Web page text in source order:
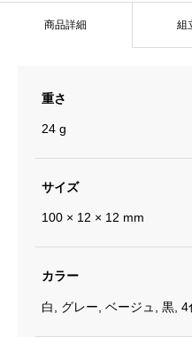
商品詳細 組
重さ
24 g
サイズ
100 × 12 × 12 mm
カラー
白, グレー, ベージュ, 黒, 4